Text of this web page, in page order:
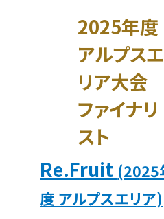
2025年度
アルプスエ
リア大会
ファイナリ
スト
Re.Fruit (2025
度 アルプスエリア)